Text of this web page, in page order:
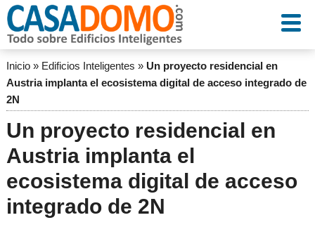
Inicio» Edificios Inteligentes » Un proyecto residencial en
Austria implanta el ecosistema digital de acceso integrado de
2N
Un proyecto residencial en
Austria implanta el
ecosistema digital de acceso
integrado de 2N